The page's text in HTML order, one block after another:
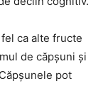
ca alte fructe
de căpșuni și
pot